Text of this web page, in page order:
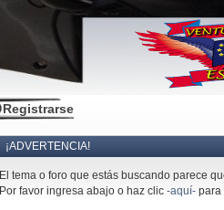
Registrarse
¡ADVERTENCIA!
El tema o foro que estás buscando parece
Por favor ingresa abajo o haz clic-aquí- para